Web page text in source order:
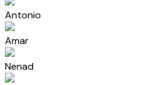
Antonio
Amar
Nenad